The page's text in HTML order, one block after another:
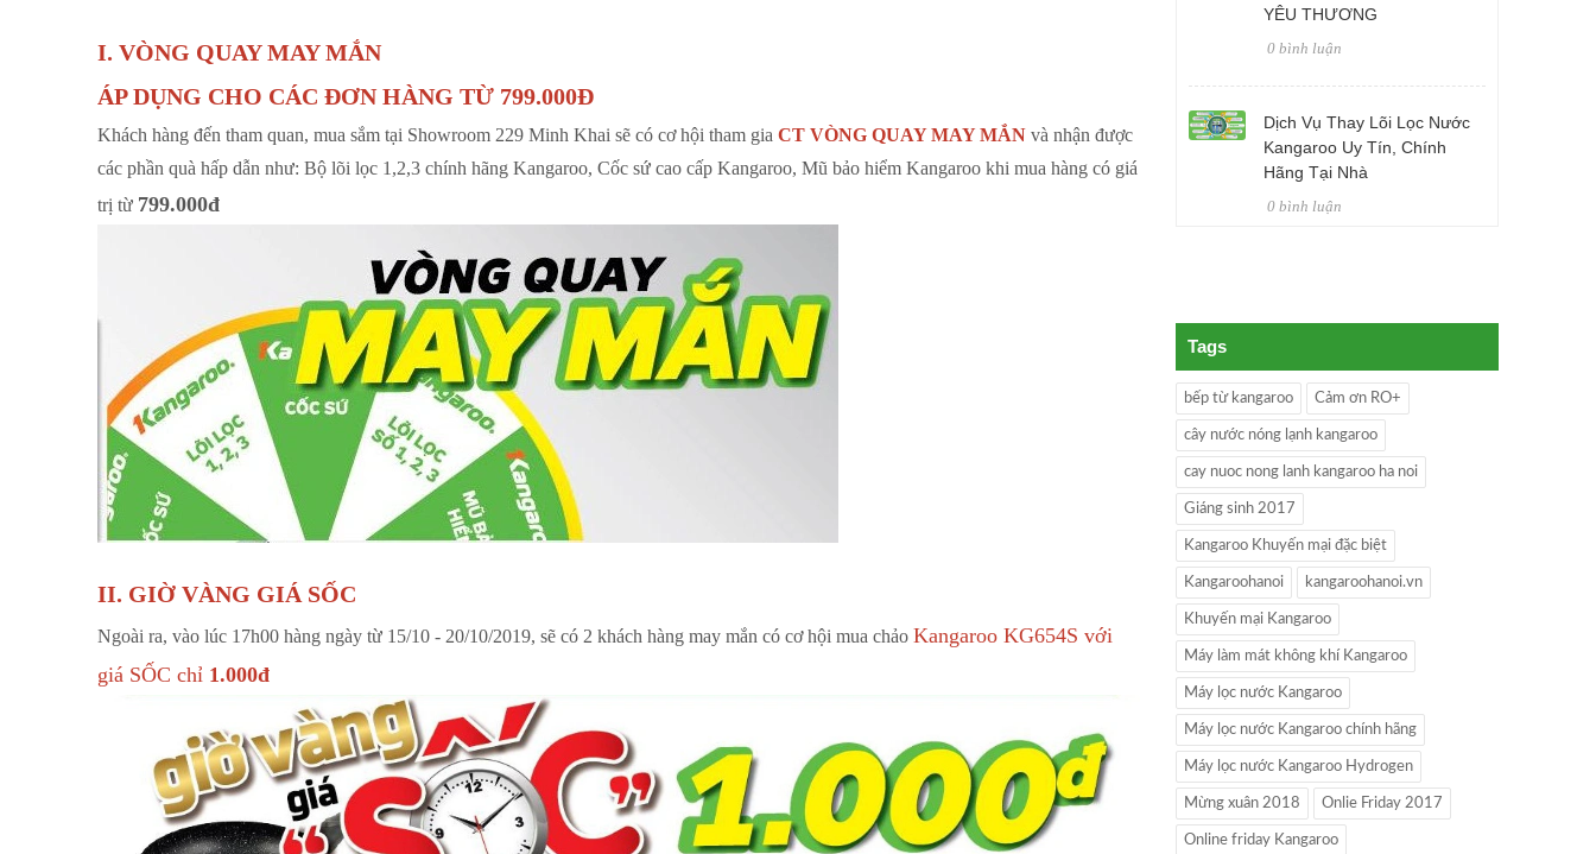
I. VÒNG QUAY MAY MẮN
ÁP DỤNG CHO CÁC ĐƠN HÀNG TỪ 799.000Đ
Khách hàng đến tham quan, mua sắm tại Showroom 229 Minh Khai sẽ có cơ hội tham gia CT VÒNG QUAY MAY MẮN và nhận được
các phần quà hấp dẫn như: Bộ lõi lọc 1,2,3 chính hãng Kangaroo, Cốc sứ cao cấp Kangaroo, Mũ bảo hiểm Kangaroo khi mua hàng có giá
trị từ 799.000đ
II. GIỜ VÀNG GIÁ SỐC
Ngoài ra, vào lúc 17h00 hàng ngày từ 15/10 - 20/10/2019, sẽ có 2 khách hàng may mắn có cơ hội mua chảo Kangaroo KG654S với
giá SỐC chỉ 1.000đ
YÊU THƯƠNG
0 bình luận
Dịch Vụ Thay Lõi Lọc Nước
Kangaroo Uy Tín, Chính
Hãng Tại Nhà
0 bình luận
Tags
bếp từ kangaroo Cảm ơn RO+
cây nước nóng lạnh kangaroo
cay nuoc nong lanh kangaroo ha noi
Giáng sinh 2017
Kangaroo Khuyến mại đặc biệt
Kangaroohanoi kangaroohanoi.vn
Khuyến mại Kangaroo
Máy làm mát không khí Kangaroo
Máy lọc nước Kangaroo
Máy lọc nước Kangaroo chính hãng
Máy lọc nước Kangaroo Hydrogen
Mừng xuân 2018 Onlie Friday 2017
Online friday Kangaroo